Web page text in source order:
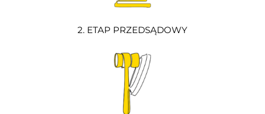
2. ETAP PRZEDSĄDOWY